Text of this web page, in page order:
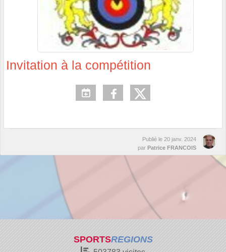
Invitation à la compétition
Publié le 20 janv. 2024
par Patrice FRANCOIS
SPORTSREGIONS